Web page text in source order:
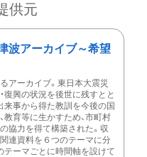
供元
波アーカイブ～希望
アーカイブ。東日本大震災
復興の状況を後世に残すとと
来事から得た教訓を今後の国
教育等に生かすため、市町村
協力を得て構築された。収
連資料を６つのテーマに分
テーマごとに時間軸を設けて